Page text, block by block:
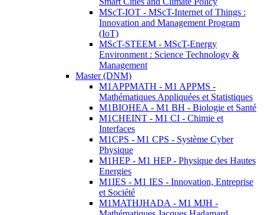
MScT-IOT - MScT-Internet of Things :
Innovation and Management Program
(IoT)
MScT-STEEM - MScT-Energy
Environment : Science Technology &
Management
Master (DNM)
M1APPMATH - M1 APPMS -
Mathématiques Appliquées et Statistiques
M1BIOHEA - M1 BH - Biologie et Santé
M1CHEINT - M1 CI - Chimie et
Interfaces
M1CPS - M1 CPS - Système Cyber
Physique
M1HEP - M1 HEP - Physique des Hautes
Energies
M1IES - M1 IES - Innovation, Entreprise
et Société
M1MATHJHADA - M1 MJH -